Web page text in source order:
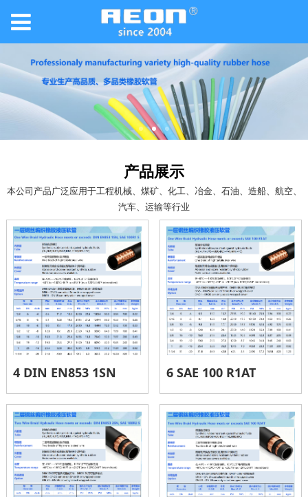
产品展示
本公司产品广泛应用于工程机械、煤矿、化工、冶金、石油、造船、航空、
汽车、运输等行业
4 DIN EN853 1SN 6 SAE 100 R1AT